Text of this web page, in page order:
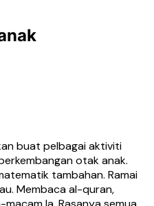
buat pelbagai aktiviti
otak anak.
tambahan. Ramai
Membaca al-quran,